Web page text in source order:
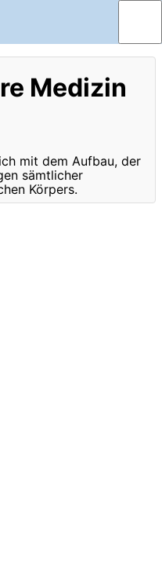
Medizin
mit dem Aufbau, der
sämtlicher
Körpers.